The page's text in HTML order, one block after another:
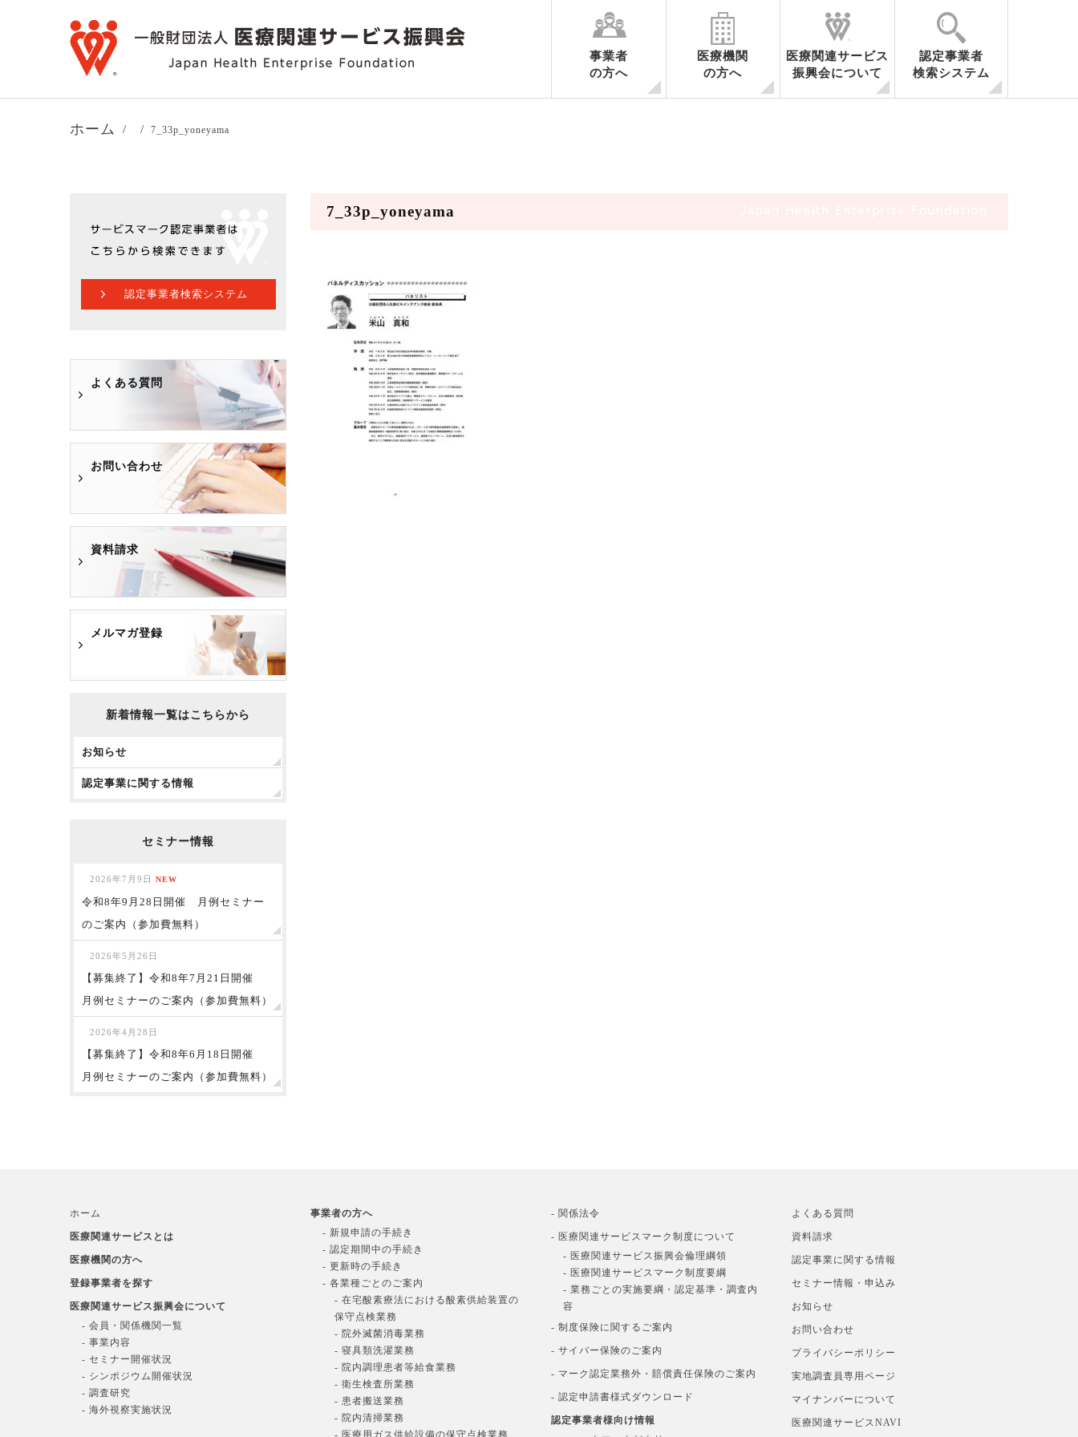
事業者
の方へ
医療機関
の方へ
医療関連サービス
振興会について
認定事業者
検索システム
ホーム 7_33p_yoneyama
7_33p_yoneyama
認定事業者検索システム
よくある質問
お問い合わせ
資料請求
メルマガ登録
新着情報一覧はこちらから
お知らせ
認定事業に関する情報
セミナー情報
2026年7月9日 NEW
令和8年9月28日開催 月例セミナー
のご案内（参加費無料）
2026年5月26日
【募集終了】令和8年7月21日開催
月例セミナーのご案内（参加費無料）
2026年4月28日
【募集終了】令和8年6月18日開催
月例セミナーのご案内（参加費無料）
ホーム
医療関連サービスとは
医療機関の方へ
登録事業者を探す
医療関連サービス振興会について
- 会員・関係機関一覧
- 事業内容
- セミナー開催状況
- シンポジウム開催状況
- 調査研究
- 海外視察実施状況
事業者の方へ
- 新規申請の手続き
- 認定期間中の手続き
- 更新時の手続き
- 各業種ごとのご案内
- 在宅酸素療法における酸素供給装置の
保守点検業務
- 院外滅菌消毒業務
- 寝具類洗濯業務
- 院内調理患者等給食業務
- 衛生検査所業務
- 患者搬送業務
- 院内清掃業務
- 医療用ガス供給設備の保守点検業務
- 関係法令
- 医療関連サービスマーク制度について
- 医療関連サービス振興会倫理綱領
- 医療関連サービスマーク制度要綱
- 業務ごとの実施要綱・認定基準・調査内
容
- 制度保険に関するご案内
- サイバー保険のご案内
- マーク認定業務外・賠償責任保険のご案内
- 認定申請書様式ダウンロード
認定事業者様向け情報
よくある質問
資料請求
認定事業に関する情報
セミナー情報・申込み
お知らせ
お問い合わせ
プライバシーポリシー
実地調査員専用ページ
マイナンバーについて
医療関連サービスNAVI